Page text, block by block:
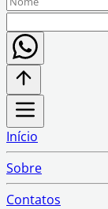
Início
Sobre
Contatos